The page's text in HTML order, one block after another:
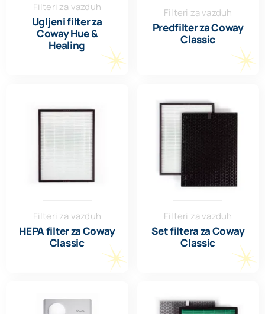
Filteri za vazduh
Ugljeni filter za
Coway Hue &
Healing
Filteri za vazduh
Predfilter za Coway
Classic
Filteri za vazduh
HEPA filter za Coway
Classic
Filteri za vazduh
Set filtera za Coway
Classic